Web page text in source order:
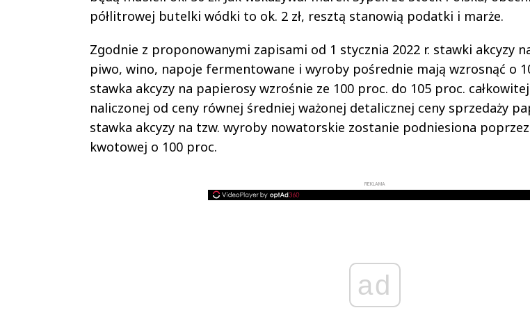
półlitrowej butelki wódki to ok. 2 zł, resztą stanowią podatki i marże.
Zgodnie z proponowanymi zapisami od 1 stycznia 2022 r. stawki akcyzy
piwo, wino, napoje fermentowane i wyroby pośrednie mają wzrosnąć o
stawka akcyzy na papierosy wzrośnie ze 100 proc. do 105 proc.
naliczonej od ceny równej średniej ważonej detalicznej ceny sprzedaży
stawka akcyzy na tzw. wyroby nowatorskie zostanie podniesiona
kwotowej o 100 proc.
REKLAMA
ad